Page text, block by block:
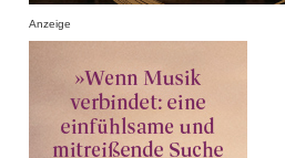
Anzeige